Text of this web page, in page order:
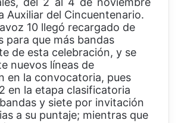
Auxiliar del Cincuentenario.
10 llegó recargado de
para que más bandas
de esta celebración, y se
nuevos líneas de
en la convocatoria, pues
en la etapa clasificatoria
y siete por invitación
a su puntaje; mientras que